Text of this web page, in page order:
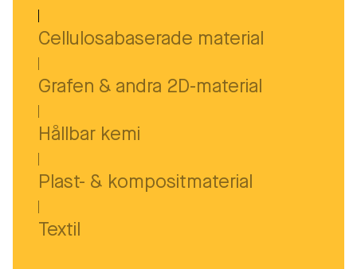
Cellulosabaserade material
Grafen & andra 2D-material
Hållbar kemi
Plast- & kompositmaterial
Textil